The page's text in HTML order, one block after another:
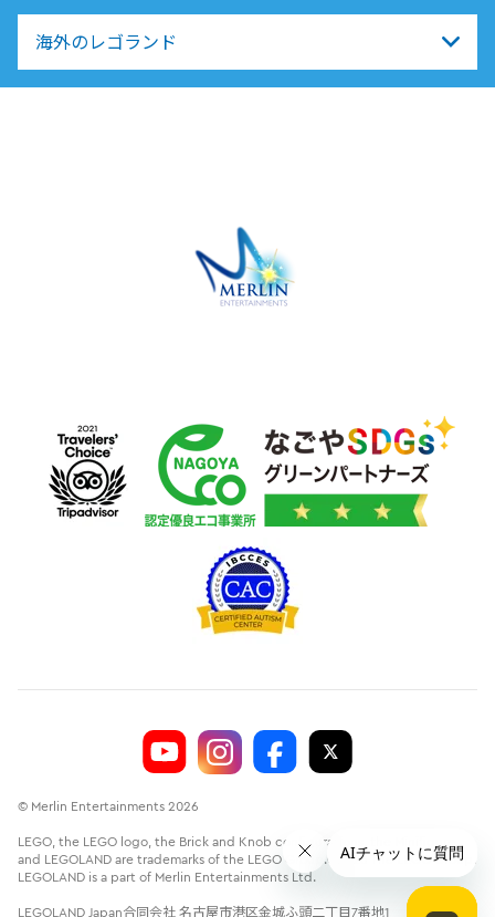
海外のレゴランド
© Merlin Entertainments 2026
LEGO, the LEGO logo, the Brick and Knob configurations, the Minifigure
and LEGOLAND are trademarks of the LEGO Group.©2026 The LEGO Group.
LEGOLAND is a part of Merlin Entertainments Ltd.
LEGOLAND Japan合同会社 名古屋市港区金城ふ頭二丁目7番地1